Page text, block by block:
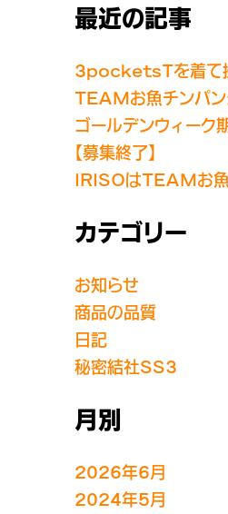
最近の記事
3pocketsTを着て
TEAMお魚チンパ
ゴールデンウィーク
【募集終了】
IRISOはTEAMお魚
カテゴリー
お知らせ
商品の品質
日記
秘密結社SS3
月別
2026年6月
2024年5月